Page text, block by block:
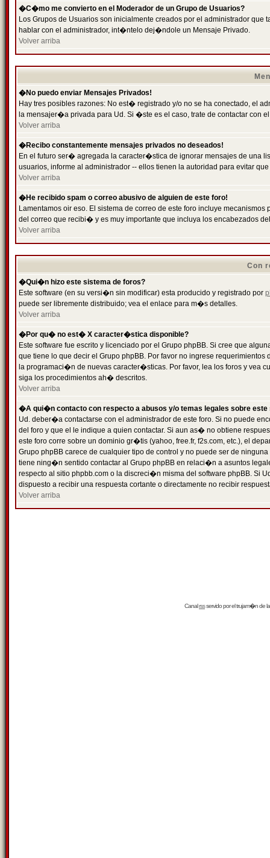
�C�mo me convierto en el Moderador de un Grupo de Usuarios?
Los Grupos de Usuarios son inicialmente creados por el administrador
hablar con el administrador, int�ntelo dej�ndole un Mensaje Privado.
Volver arriba
�No puedo enviar Mensajes Privados!
Hay tres posibles razones: No est� registrado y/o no se ha conectado, el
la mensajer�a privada para Ud. Si �ste es el caso, trate de contactar con
Volver arriba
�Recibo constantemente mensajes privados no deseados!
En el futuro ser� agregada la caracter�stica de ignorar mensajes de una
usuarios, informe al administrador -- ellos tienen la autoridad para evitar
Volver arriba
�He recibido spam o correo abusivo de alguien de este foro!
Lamentamos oir eso. El sistema de correo de este foro incluye
del correo que recibi� y es muy importante que incluya los encabezados
Volver arriba
Con
�Qui�n hizo este sistema de foros?
Este software (en su versi�n sin modificar) esta producido y registrado por
puede ser libremente distribuido; vea el enlace para m�s detalles.
Volver arriba
�Por qu� no est� X caracter�stica disponible?
Este software fue escrito y licenciado por el Grupo phpBB. Si cree que
que tiene lo que decir el Grupo phpBB. Por favor no ingrese
la programaci�n de nuevas caracter�sticas. Por favor, lea los foros y vea
siga los procedimientos ah� descritos.
Volver arriba
�A qui�n contacto con respecto a abusos y/o temas legales sobre este
Ud. deber�a contactarse con el administrador de este foro. Si no puede
del foro y que el le indique a quien contactar. Si aun as� no obtiene
este foro corre sobre un dominio gr�tis (yahoo, free.fr, f2s.com, etc.), el
Grupo phpBB carece de cualquier tipo de control y no puede ser de
tiene ning�n sentido contactar al Grupo phpBB en relaci�n a asuntos
respecto al sitio phpbb.com o la discreci�n misma del software phpBB. Si
dispuesto a recibir una respuesta cortante o directamente no recibir
Volver arriba
Canalrssservido por eltrujam�nde